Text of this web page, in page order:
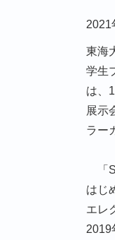
2021
東海
学生
は、
展示
ラー
「
はじ
エレ
2019